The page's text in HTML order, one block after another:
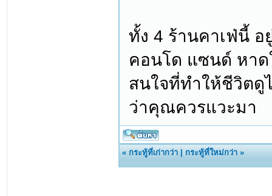
ทั้ง 4 ร้านคาเฟ่นี้ อ
คอนโด แซนด์ หา
สนใจที่ทำให้ชีวิตดู
ว่าคุณควรแวะมา
«กระทู้ที่เก่ากว่า |กระทู้ที่ใหม่กว่า »